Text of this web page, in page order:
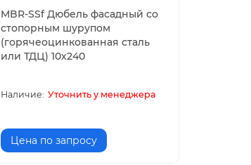
MBR-SSf Дюбель фасадный со
стопорным шурупом
(горячеоцинкованная сталь
или ТДЦ) 10х240
Уточнить у менеджера
Цена по запросу